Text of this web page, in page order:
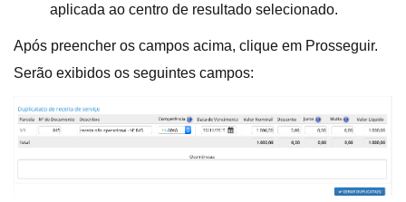
aplicada ao centro de resultado selecionado.
Após preencher os campos acima, clique em Prosseguir.
Serão exibidos os seguintes campos: